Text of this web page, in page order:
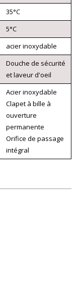
35°C
5°C
acier inoxydable
Douche de sécurité
et laveur d'oeil
Acier inoxydable
Clapet à bille à
ouverture
permanente
Orifice de passage
intégral